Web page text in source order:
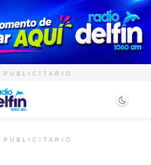
PUBLICITARIO
PUBLICITARIO